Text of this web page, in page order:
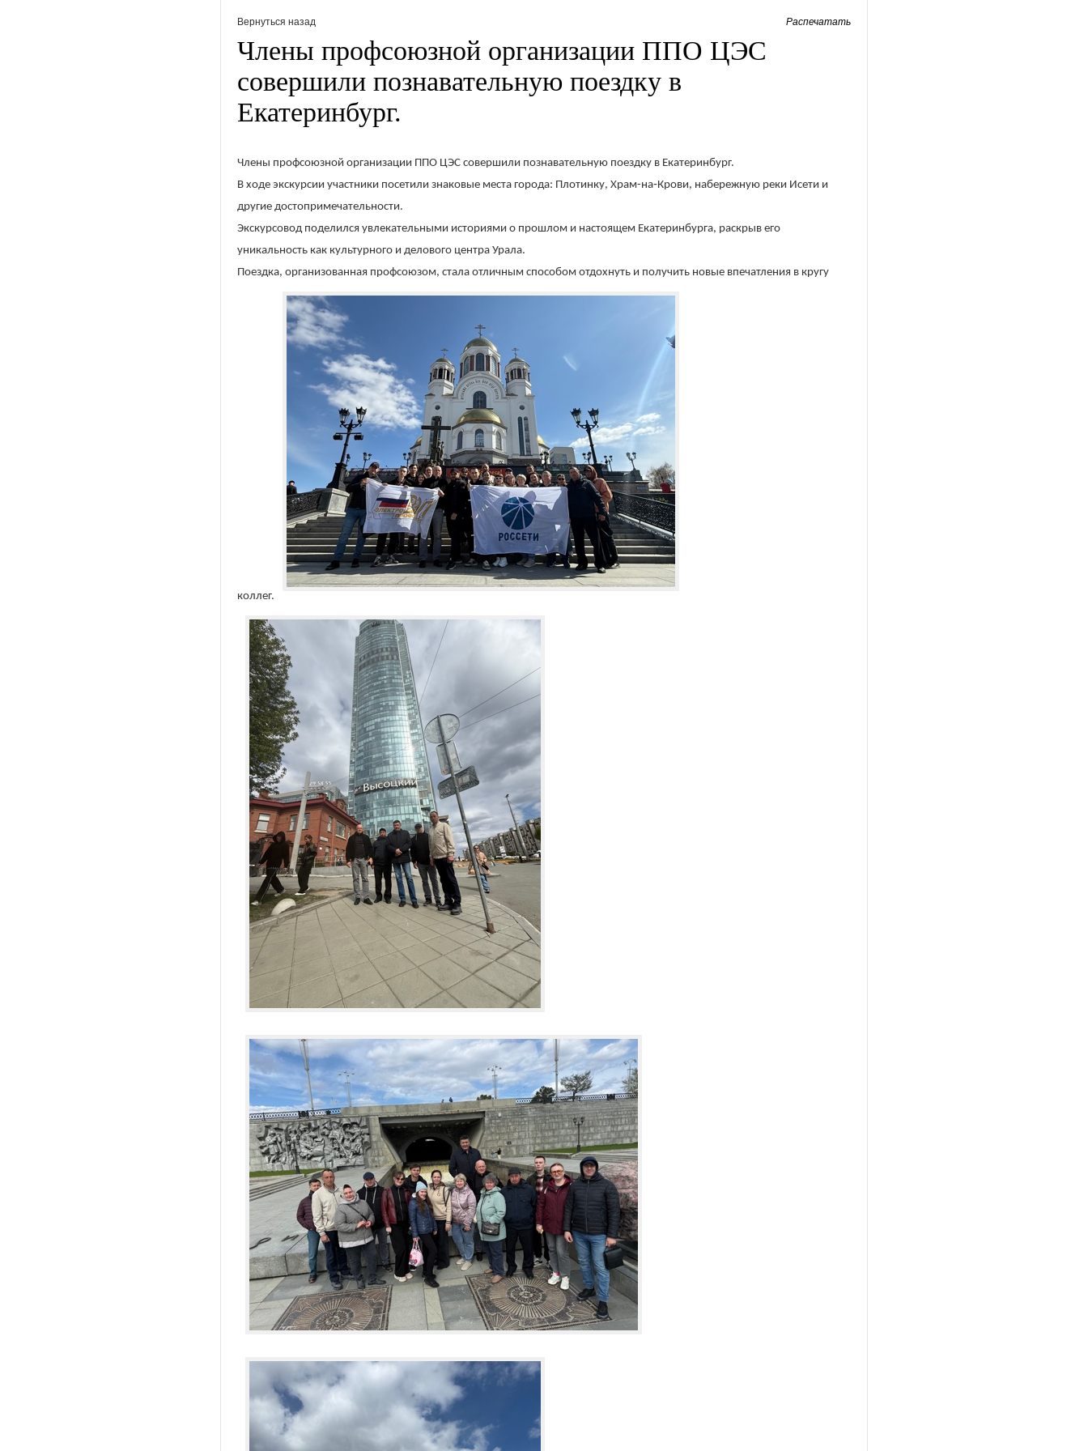
Вернуться назад Распечатать
Члены профсоюзной организации ППО ЦЭС
совершили познавательную поездку в
Екатеринбург.
Члены профсоюзной организации ППО ЦЭС совершили познавательную поездку в Екатеринбург.
В ходе экскурсии участники посетили знаковые места города: Плотинку, Храм-на‑Крови, набережную реки Исети и
другие достопримечательности.
Экскурсовод поделился увлекательными историями о прошлом и настоящем Екатеринбурга, раскрыв его
уникальность как культурного и делового центра Урала.
Поездка, организованная профсоюзом, стала отличным способом отдохнуть и получить новые впечатления в кругу
коллег.